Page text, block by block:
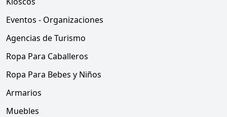
Eventos - Organizaciones
Agencias de Turismo
Ropa Para Caballeros
Ropa Para Bebes y Niños
Armarios
Muebles